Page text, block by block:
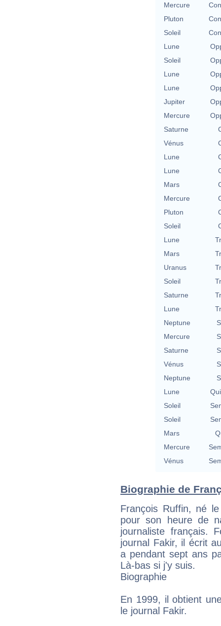
Mercure
Pluton
Soleil
Lune
Soleil
Lune
Lune
Jupiter
Mercure
Saturne
Vénus
Lune
Lune
Mars
Mercure
Pluton
Soleil
Lune
Mars
Uranus
Soleil
Saturne
Lune
Neptune
Mercure
Saturne
Vénus
Neptune
Lune
Soleil
Soleil
Mars
Mercure
Vénus
Biographie de
François Ruffin, né
pour son heure de
journaliste français.
journal Fakir, il écrit
a pendant sept ans
Là-bas si j'y suis.
Biographie
En 1999, il obtient
le journal Fakir.